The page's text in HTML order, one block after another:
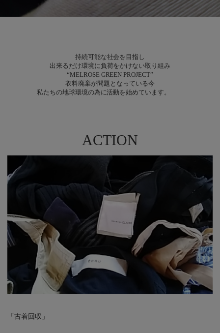
持続可能な社会を目指し
出来るだけ環境に負荷をかけない取り組み
“MELROSE GREEN PROJECT”
衣料廃棄が問題となっている今
私たちの地球環境の為に活動を始めています。
ACTION
「古着回収」